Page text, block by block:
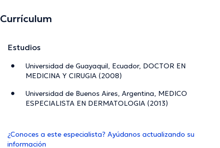
Currículum
Estudios
Universidad de Guayaquil, Ecuador, DOCTOR EN
MEDICINA Y CIRUGIA (2008)
Universidad de Buenos Aires, Argentina, MEDICO
ESPECIALISTA EN DERMATOLOGIA (2013)
¿Conoces a este especialista? Ayúdanos actualizando su
información